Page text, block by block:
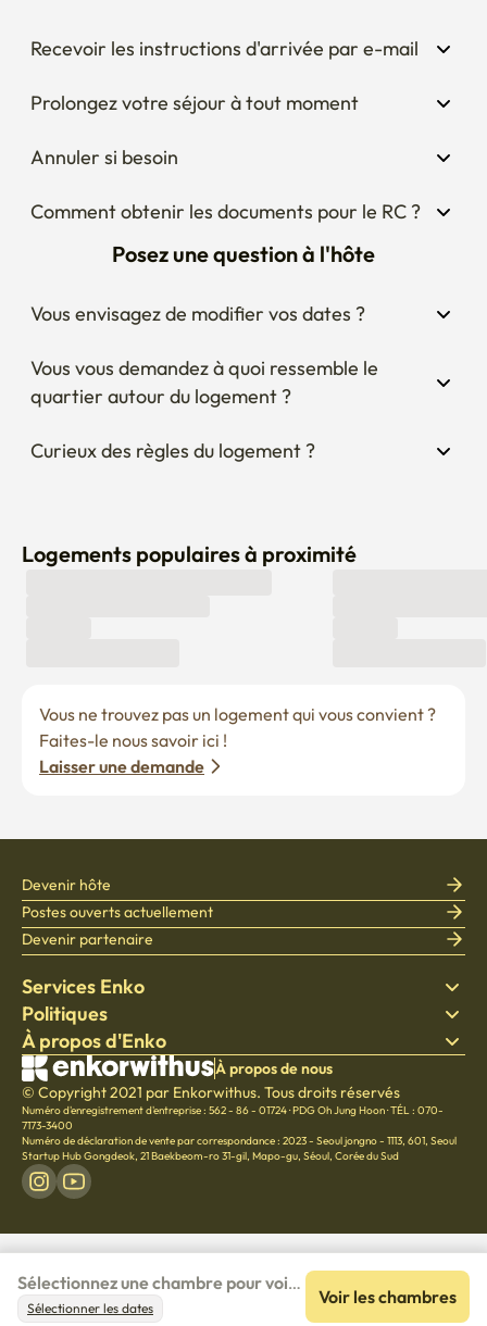
Sélectionnez une chambre pour voir
le prix détaillé
Sélectionner les dates
Voir les chambres
Prolongez votre séjour à tout moment
Annuler si besoin
Comment obtenir les documents pour le RC ?
Posez une question à l'hôte
Vous envisagez de modifier vos dates ?
Vous vous demandez à quoi ressemble le
Curieux des règles du logement ?
Laisser une demande
Services Enko
Literie
Blog
Centre d'aide
Politique de confidentialité
Conditions générales d'utilisation
Politique d'annulation et de remboursement
À propos d'Enko
À propos de l'entreprise
Carrières
Culture
Devenir hôte
Devenir partenaire
© Copyright 2021 par Enkorwithus. Tous droits réservés
Numéro d'enregistrement d'entreprise : 562 - 86 - 01724·PDG Oh Jung Hoon
7173-3400
Numéro de déclaration de vente par correspondance : 2023 - Seoul jongno - 1113
Startup Hub Gongdeok, 21 Baekbeom-ro 31-gil, Mapo-gu, Séoul, Corée du Sud